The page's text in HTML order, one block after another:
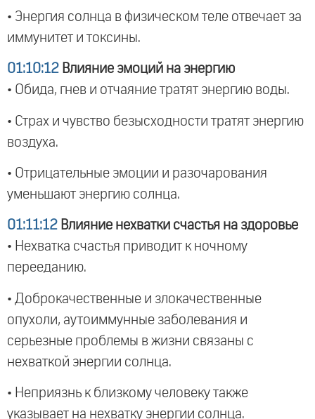
• Энергия солнца в физическом теле отвечает за
иммунитет и токсины.
01:10:12 Влияние эмоций на энергию
• Обида, гнев и отчаяние тратят энергию воды.
• Страх и чувство безысходности тратят энергию
воздуха.
• Отрицательные эмоции и разочарования
уменьшают энергию солнца.
01:11:12 Влияние нехватки счастья на здоровье
• Нехватка счастья приводит к ночному
перееданию.
• Доброкачественные и злокачественные
опухоли, аутоиммунные заболевания и
серьезные проблемы в жизни связаны с
нехваткой энергии солнца.
• Неприязнь к близкому человеку также
указывает на нехватку энергии солнца.